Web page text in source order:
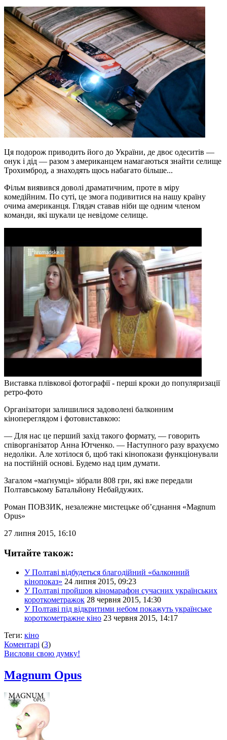
Ця подорож приводить його до України, де двоє одеситів —
онук і дід — разом з американцем намагаються знайти селище
Трохимброд, а знаходять щось набагато більше...
Фільм виявився доволі драматичним, проте в міру
комедійним. По суті, це змога подивитися на нашу країну
очима американця. Глядач ставав ніби ще одним членом
команди, які шукали це невідоме селище.
Виставка плівкової фотографії - перші кроки до популяризації
ретро-фото
Організатори залишилися задоволені балконним
кінопереглядом і фотовиставкою:
—​ Для нас це перший захід такого формату, — говорить
співорганізатор Анна Ютченко. — Наступного разу врахуємо
недоліки. Але хотілося б, щоб такі кінопокази функціонували
на постійній основі. Будемо над цим думати.
Загалом «маґнумці» зібрали 808 грн, які вже передали
Полтавському Батальйону Небайдужих.
Роман ПОВЗИК, незалежне мистецьке об’єднання «Magnum
Opus»
27 липня 2015, 16:10
Читайте також:
У Полтаві відбудеться благодійний «балконний
кінопоказ» 24 липня 2015, 09:23
У Полтаві пройшов кіномарафон сучасних українських
короткометражок 28 червня 2015, 14:30
У Полтаві під відкритими небом покажуть українське
короткометражне кіно 23 червня 2015, 14:17
Теги: кіно
Коментарі (3)
Вислови свою думку!
Magnum Opus